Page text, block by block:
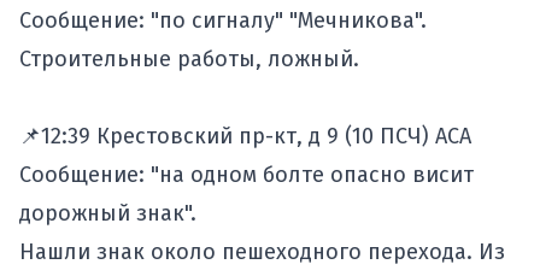
Сообщение: "по сигналу" "Мечникова".
Строительные работы, ложный.
📌12:39 Крестовский пр-кт, д 9 (10 ПСЧ) АСА
Сообщение: "на одном болте опасно висит
дорожный знак".
Нашли знак около пешеходного перехода. Из